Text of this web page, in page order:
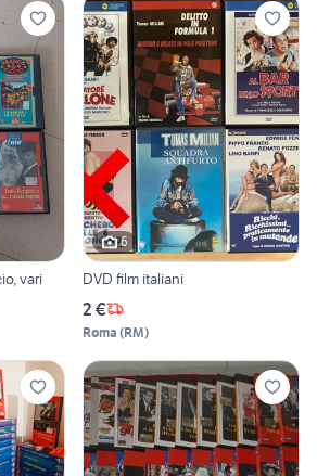
VHS Totò, Franco e Ciccio, vari
6
DVD film italiani
2 €
Roma (RM)